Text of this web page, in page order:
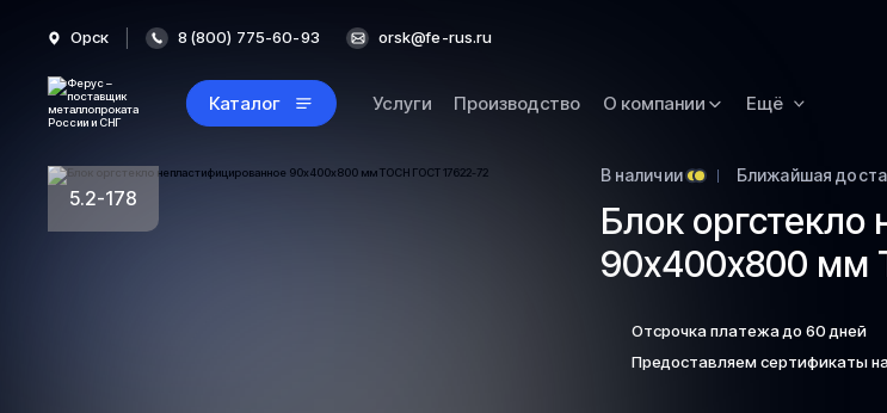
Орск 8 (800) 775-60-93 orsk@fe-rus.ru
Каталог Услуги Производство О компании Ещё
5.2-178
В наличии Ближайшая
Блок
90х400х800 мм
Отсрочка платежа до 60 дней
Предоставляем сертификаты